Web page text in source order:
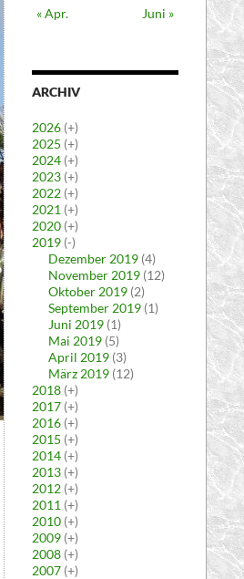
« Apr.
Juni »
ARCHIV
2026 (+)
2025 (+)
2024 (+)
2023 (+)
2022 (+)
2021 (+)
2020 (+)
2019 (-)
Dezember 2019 (4)
November 2019 (12)
Oktober 2019 (2)
September 2019 (1)
Juni 2019 (1)
Mai 2019 (5)
April 2019 (3)
März 2019 (12)
2018 (+)
2017 (+)
2016 (+)
2015 (+)
2014 (+)
2013 (+)
2012 (+)
2011 (+)
2010 (+)
2009 (+)
2008 (+)
2007 (+)